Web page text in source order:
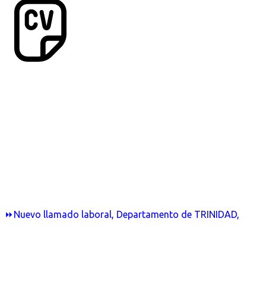
⏩Nuevo llamado laboral, Departamento de TRINIDAD,